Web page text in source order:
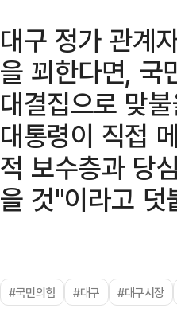
대구 정가 관계
을 꾀한다면, 국
대결집으로 맞
대통령이 직접
적 보수층과 당
을 것"이라고 덧
#국민의힘 #대구 #대구시장